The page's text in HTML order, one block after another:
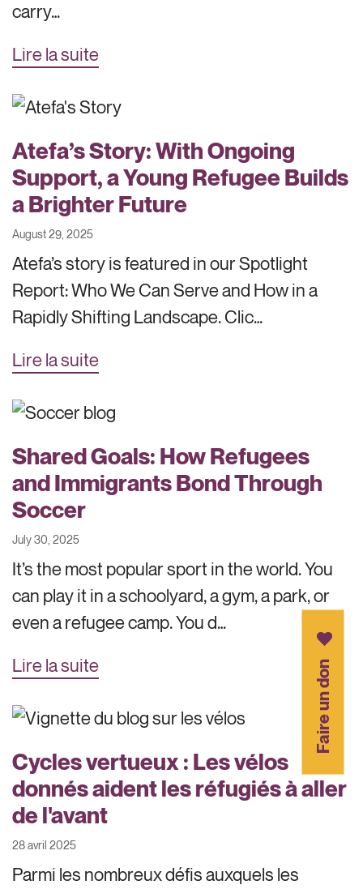
carry…
Lire la suite
Atefa’s Story: With Ongoing
Support, a Young Refugee Builds
a Brighter Future
August 29, 2025
Atefa’s story is featured in our Spotlight
Report: Who We Can Serve and How in a
Rapidly Shifting Landscape. Clic…
Lire la suite
Shared Goals: How Refugees
and Immigrants Bond Through
Soccer
July 30, 2025
It’s the most popular sport in the world. You
can play it in a schoolyard, a gym, a park, or
even a refugee camp. You d…
Lire la suite
Cycles vertueux : Les vélos
donnés aident les réfugiés à aller
de l'avant
28 avril 2025
Parmi les nombreux défis auxquels les
Faire un don